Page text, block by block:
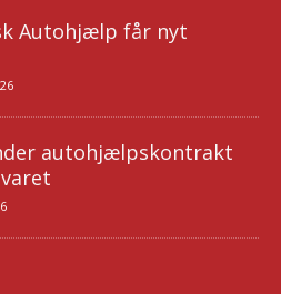
Autohjælp får nyt
autohjælpskontrakt